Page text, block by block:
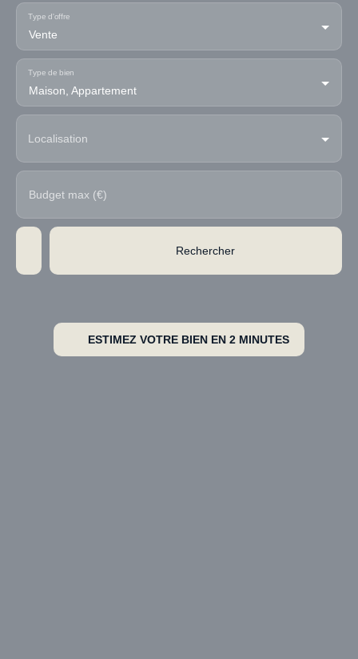
Vente
Type d'offre
Maison, Appartement
Type de bien
Localisation
Budget max (€)
Rechercher
ESTIMEZ VOTRE BIEN EN 2 MINUTES